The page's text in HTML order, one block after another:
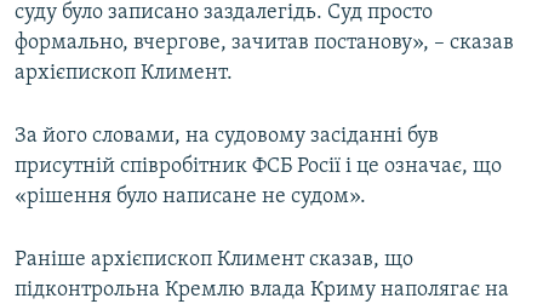
суду було записано заздалегідь. Суд просто
формально, вчергове, зачитав постанову», – сказав
архієпископ Климент.
За його словами, на судовому засіданні був
присутній співробітник ФСБ Росії і це означає, що
«рішення було написане не судом».
Раніше архієпископ Климент сказав, що
підконтрольна Кремлю влада Криму наполягає на